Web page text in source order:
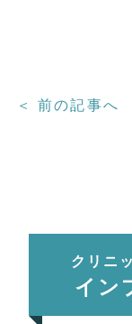
＜ 前の記事へ
クリニ
イン